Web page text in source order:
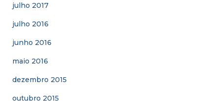
julho 2017
julho 2016
junho 2016
maio 2016
dezembro 2015
outubro 2015